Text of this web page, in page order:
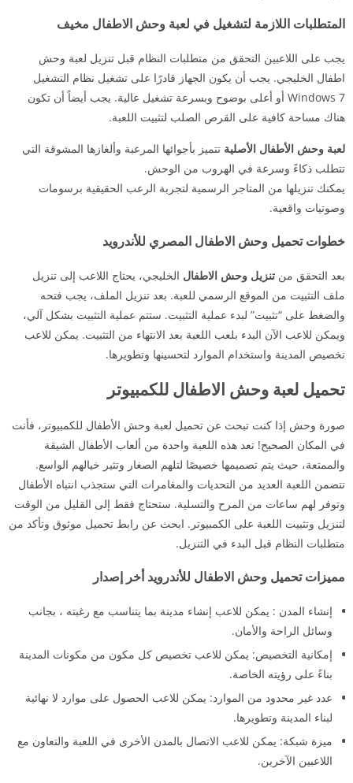
المتطلبات اللازمة لتشغيل في لعبة وحش الاطفال مخيف
يجب على اللاعبين التحقق من متطلبات النظام قبل تنزيل لعبة وحش
اطفال الخليجي. يجب أن يكون الجهاز قادرًا على تشغيل نظام التشغيل
Windows 7 أو أعلى بوضوح وبسرعة تشغيل عالية. يجب أيضاً أن تكون
هناك مساحة كافية على القرص الصلب لتثبيت اللعبة.
لعبة وحش الأطفال الأصلية تتميز بأجوائها المرعبة وألغازها المشوقة التي
تتطلب ذكاءً وسرعة في الهروب من الوحش.
يمكنك تنزيلها من المتاجر الرسمية لتجربة الرعب الحقيقية برسومات
وصوتيات واقعية.
خطوات تحميل وحش الاطفال المصري للأندرويد
بعد التحقق من تنزيل وحش الاطفال الخليجي، يحتاج اللاعب إلى تنزيل
ملف التثبيت من الموقع الرسمي للعبة. بعد تنزيل الملف، يجب فتحه
والضغط على “تثبيت” لبدء عملية التثبيت. ستتم عملية التثبيت بشكل آلي،
ويمكن للاعب الآن البدء بلعب اللعبة بعد الانتهاء من التثبيت. يمكن للاعب
تخصيص المدينة واستخدام الموارد لتحسينها وتطويرها.
تحميل لعبة وحش الاطفال للكمبيوتر
صورة وحش إذا كنت تبحث عن تحميل لعبة وحش الأطفال للكمبيوتر، فأنت
في المكان الصحيح! تعد هذه اللعبة واحدة من ألعاب الأطفال الشيقة
والممتعة، حيث يتم تصميمها خصيصًا لتلهم الصغار وتثير خيالهم الواسع.
تتضمن اللعبة العديد من التحديات والمغامرات التي ستجذب انتباه الأطفال
وتوفر لهم ساعات من المرح والتسلية. ستحتاج فقط إلى القليل من الوقت
لتنزيل وتثبيت اللعبة على الكمبيوتر. ابحث عن رابط تحميل موثوق وتأكد من
متطلبات النظام قبل البدء في التنزيل.
مميزات تحميل وحش الاطفال للأندرويد أخر إصدار
إنشاء المدن : يمكن للاعب إنشاء مدينة بما يتناسب مع رغبته ، بجانب
وسائل الراحة والأمان.
إمكانية التخصيص: يمكن للاعب تخصيص كل مكون من مكونات المدينة
بناءً على رؤيته الخاصة.
عدد غير محدود من الموارد: يمكن للاعب الحصول على موارد لا نهائية
لبناء المدينة وتطويرها.
ميزة شبكة: يمكن للاعب الاتصال بالمدن الأخرى في اللعبة والتعاون مع
اللاعبين الآخرين.